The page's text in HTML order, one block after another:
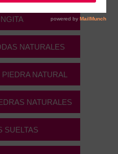
NATURALES
NATURAL
NATURALES
SUELTAS